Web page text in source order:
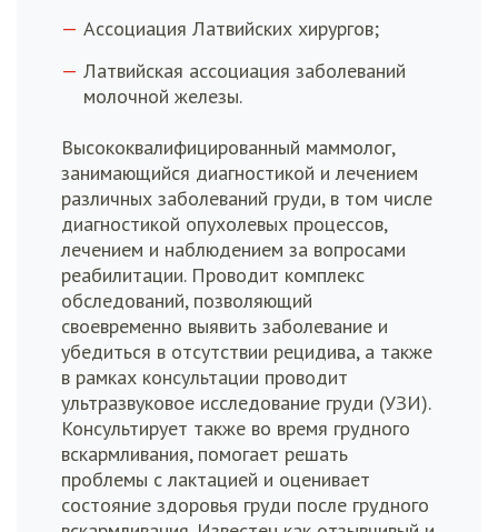
Ассоциация Латвийских хирургов;
Латвийская ассоциация заболеваний
молочной железы.
Высококвалифицированный маммолог,
занимающийся диагностикой и лечением
различных заболеваний груди, в том числе
диагностикой опухолевых процессов,
лечением и наблюдением за вопросами
реабилитации. Проводит комплекс
обследований, позволяющий
своевременно выявить заболевание и
убедиться в отсутствии рецидива, а также
в рамках консультации проводит
ультразвуковое исследование груди (УЗИ).
Консультирует также во время грудного
вскармливания, помогает решать
проблемы с лактацией и оценивает
состояние здоровья груди после грудного